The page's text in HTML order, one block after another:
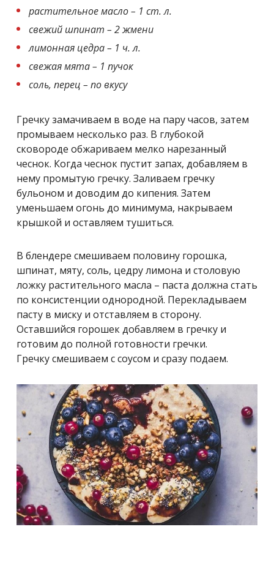
растительное масло – 1 ст. л.
свежий шпинат – 2 жмени
лимонная цедра – 1 ч. л.
свежая мята – 1 пучок
соль, перец – по вкусу
Гречку замачиваем в воде на пару часов, затем
промываем несколько раз. В глубокой
сковороде обжариваем мелко нарезанный
чеснок. Когда чеснок пустит запах, добавляем в
нему промытую гречку. Заливаем гречку
бульоном и доводим до кипения. Затем
уменьшаем огонь до минимума, накрываем
крышкой и оставляем тушиться.
В блендере смешиваем половину горошка,
шпинат, мяту, соль, цедру лимона и столовую
ложку растительного масла – паста должна стать
по консистенции однородной. Перекладываем
пасту в миску и отставляем в сторону.
Оставшийся горошек добавляем в гречку и
готовим до полной готовности гречки.
Гречкусмешиваем с соусом и сразу подаем.